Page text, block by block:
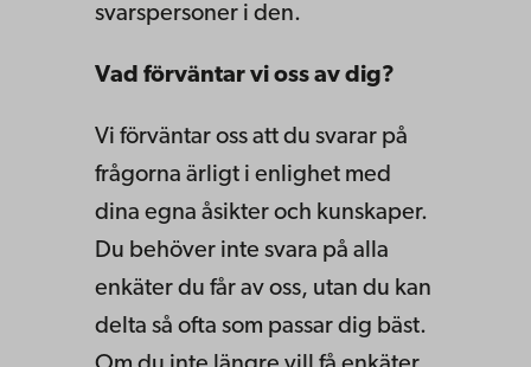
svarspersoner i den.
Vad förväntar vi oss av dig?
Vi förväntar oss att du svarar på
frågorna ärligt i enlighet med
dina egna åsikter och kunskaper.
Du behöver inte svara på alla
enkäter du får av oss, utan du kan
delta så ofta som passar dig bäst.